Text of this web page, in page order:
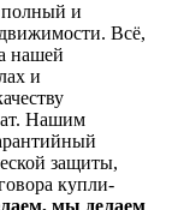
и
Всё,
нашей
и
Нашим
защиты,
купли-
мы делаем